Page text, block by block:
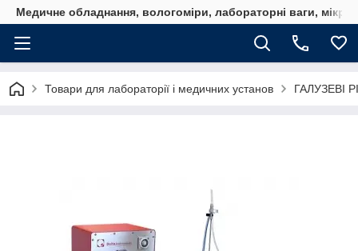
Медичне обладнання, вологоміри, лабораторні ваги,
Товари для лабораторії і медичних установ ГАЛУЗЕВІ